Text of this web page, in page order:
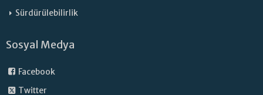
Sürdürülebilirlik
Sosyal Medya
Facebook
Twitter